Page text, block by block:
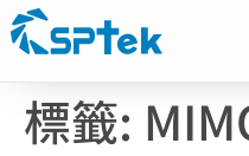
標籤: